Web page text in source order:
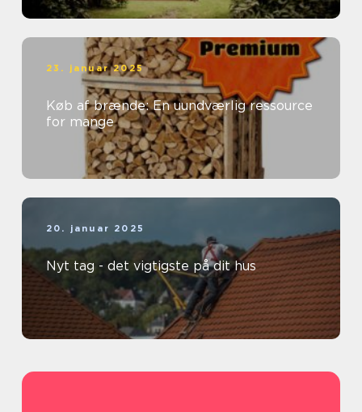
23. januar 2025
Køb af brænde: En uundværlig ressource
for mange
20. januar 2025
Nyt tag - det vigtigste på dit hus